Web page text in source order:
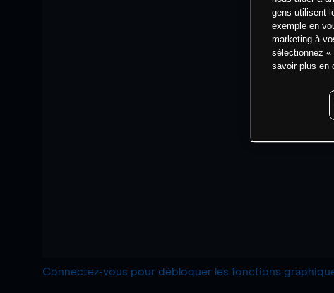
Connectez-vous pour débloquer les fonctions
gens utilisent
exemple en
marketing à
sélectionnez «
savoir plus en